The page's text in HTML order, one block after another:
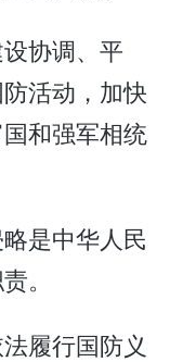
协调、平
活动，加快
和强军相统
是中华人民
。
履行国防义